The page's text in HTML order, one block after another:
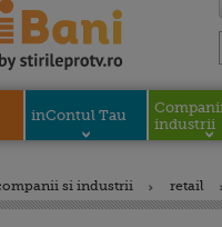
inContul Tau
industrii
si industrii retail